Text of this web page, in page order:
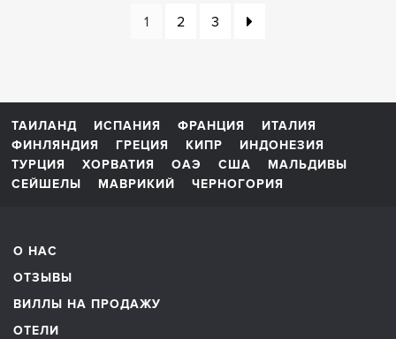
1 2 3
ТАИЛАНД ИСПАНИЯ ФРАНЦИЯ
ИТАЛИЯ
ФИНЛЯНДИЯ
ГРЕЦИЯ КИПР
ИНДОНЕЗИЯ
ТУРЦИЯ
ХОРВАТИЯ ОАЭ США
МАЛЬДИВЫ
СЕЙШЕЛЫ
МАВРИКИЙ ЧЕРНОГОРИЯ
О НАС
ОТЗЫВЫ
ВИЛЛЫ НА ПРОДАЖУ
ОТЕЛИ